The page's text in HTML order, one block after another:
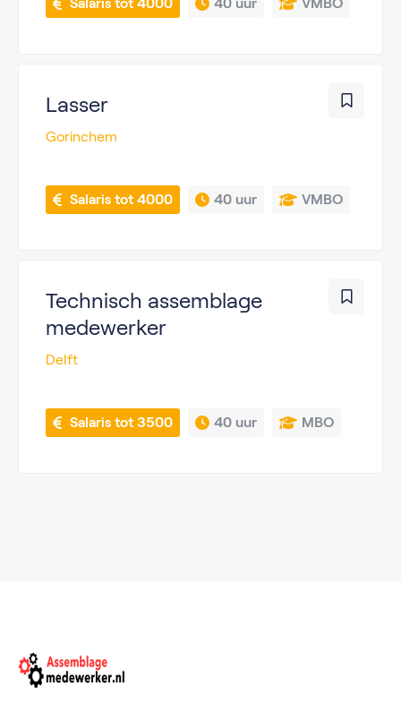
Salaris tot 4000 40 uur VMBO
Lasser
Gorinchem
Salaris tot 4000 40 uur VMBO
Technisch assemblage
medewerker
Delft
Salaris tot 3500 40 uur MBO